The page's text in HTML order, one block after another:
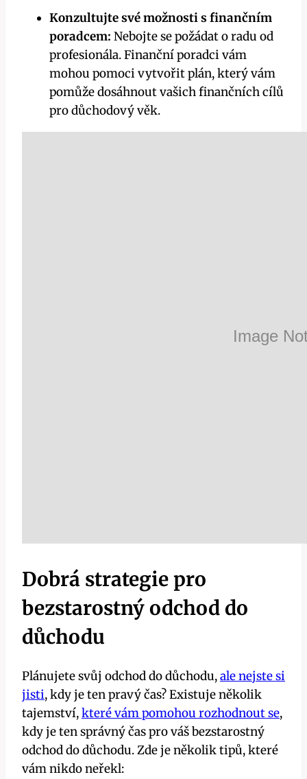
Konzultujte své možnosti s finančním
poradcem: Nebojte se požádat o radu od
profesionála. Finanční poradci vám
mohou pomoci vytvořit plán, který vám
pomůže dosáhnout vašich finančních cílů
pro důchodový věk.
Dobrá strategie pro
bezstarostný odchod do
důchodu
Plánujete svůj odchod do důchodu,ale nejste si
jisti, kdy je ten pravý čas? Existuje několik
tajemství,které vám pomohou rozhodnout se,
kdy je ten správný čas pro váš bezstarostný
odchod do důchodu. Zde je několik tipů, které
vám nikdo neřekl: